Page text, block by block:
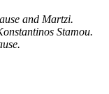
and Martzi.
Stamou.